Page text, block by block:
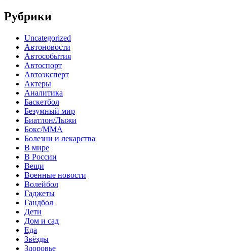
Рубрики
Uncategorized
Автоновости
Автособытия
Автоспорт
Автоэксперт
Актеры
Аналитика
Баскетбол
Безумный мир
Биатлон/Лыжи
Бокс/MMA
Болезни и лекарства
В мире
В России
Вещи
Военные новости
Волейбол
Гаджеты
Гандбол
Дети
Дом и сад
Еда
Звёзды
Здоровье